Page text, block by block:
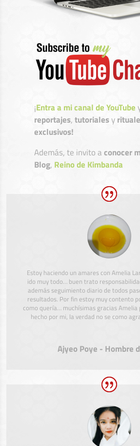
¡Entra a mi canal de YouTube
reportajes,tutorialesy
exclusivos!
Además, te invito aconocer
Blog, Reino de Kimbanda
Estoy haciendo un amares con Amelia
ido muy todo… buen trato
además seguimiento diario de todos
resultados. Por fin estoy muy contento
como quería… muchísimas gracias Amelia
hecho por mi, la verdad no se como
Ajyeo Poye - Hombre